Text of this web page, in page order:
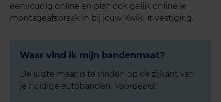
eenvoudig online en plan ook gelijk online je
montageafspraak in bij jouw KwikFit vestiging.
Waar vind ik mijn bandenmaat?
De juiste maat is te vinden op de zijkant van
je huidige autobanden. Voorbeeld: